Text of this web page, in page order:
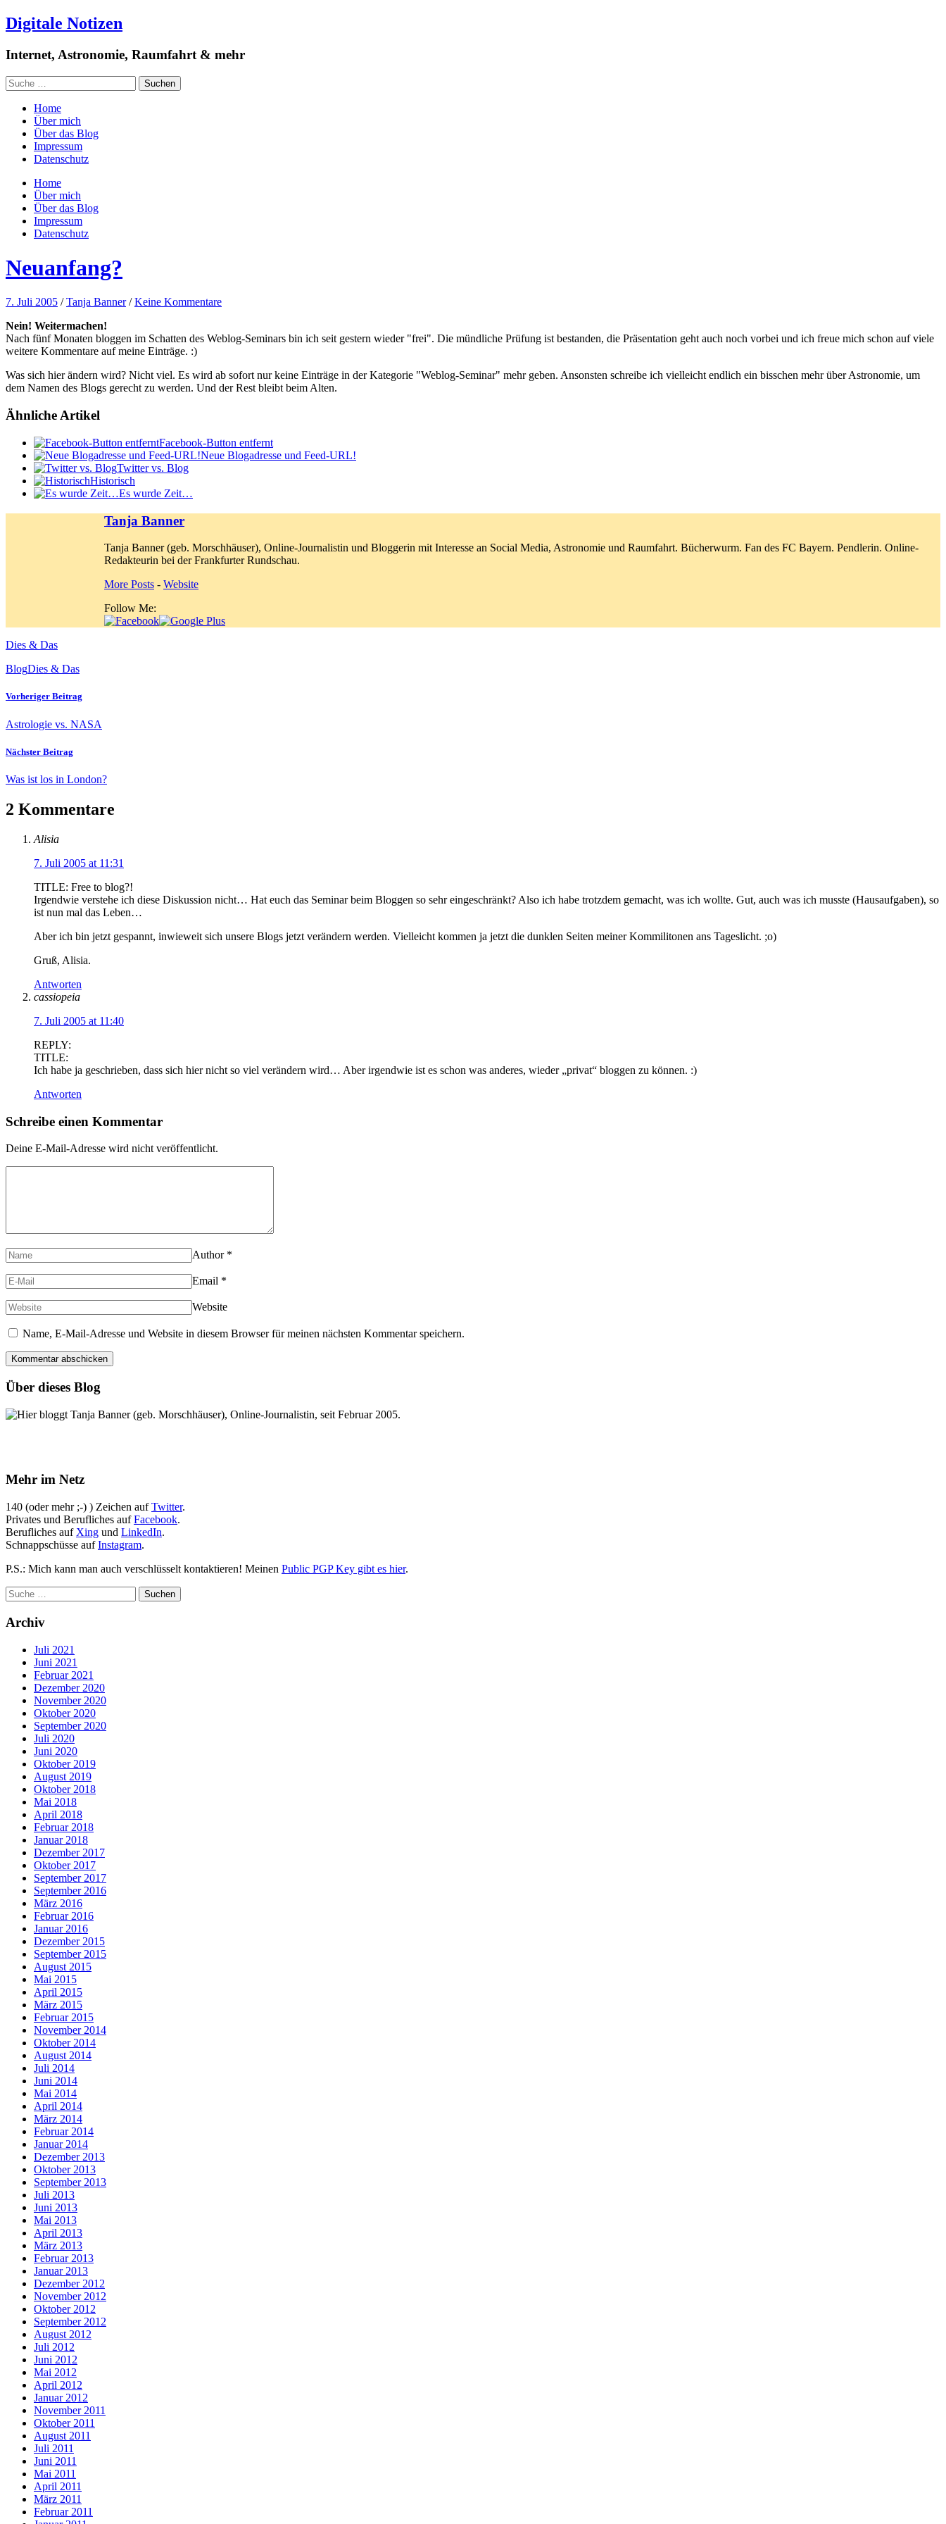
Digitale Notizen
Internet, Astronomie, Raumfahrt & mehr
Home
Über mich
Über das Blog
Impressum
Datenschutz
Home
Über mich
Über das Blog
Impressum
Datenschutz
Neuanfang?
7. Juli 2005 /Tanja Banner /Keine Kommentare
Nein! Weitermachen!
Nach fünf Monaten bloggen im Schatten des Weblog-Seminars bin ich seit gestern wieder "frei". Die mündliche Prüfung ist bestanden, die Präsentation geht auch noch vorbei und ich freue mich schon auf viele
weitere Kommentare auf meine Einträge. :)
Was sich hier ändern wird? Nicht viel. Es wird ab sofort nur keine Einträge in der Kategorie "Weblog-Seminar" mehr geben. Ansonsten schreibe ich vielleicht endlich ein bisschen mehr über Astronomie, um
dem Namen des Blogs gerecht zu werden. Und der Rest bleibt beim Alten.
Ähnliche Artikel
Facebook-Button entfernt
Neue Blogadresse und Feed-URL!
Twitter vs. Blog
Historisch
Es wurde Zeit…
Tanja Banner
Tanja Banner (geb. Morschhäuser), Online-Journalistin und Bloggerin mit Interesse an Social Media, Astronomie und Raumfahrt. Bücherwurm. Fan des FC Bayern. Pendlerin. Online-
Redakteurin bei der Frankfurter Rundschau.
More Posts - Website
Follow Me:
Dies & Das
BlogDies & Das
Vorheriger Beitrag
Astrologie vs. NASA
Nächster Beitrag
Was ist los in London?
2 Kommentare
Alisia
7. Juli 2005 at 11:31
TITLE: Free to blog?!
Irgendwie verstehe ich diese Diskussion nicht… Hat euch das Seminar beim Bloggen so sehr eingeschränkt? Also ich habe trotzdem gemacht, was ich wollte. Gut, auch was ich musste (Hausaufgaben), so
ist nun mal das Leben…
Aber ich bin jetzt gespannt, inwieweit sich unsere Blogs jetzt verändern werden. Vielleicht kommen ja jetzt die dunklen Seiten meiner Kommilitonen ans Tageslicht. ;o)
Gruß, Alisia.
Antworten
cassiopeia
7. Juli 2005 at 11:40
REPLY:
TITLE:
Ich habe ja geschrieben, dass sich hier nicht so viel verändern wird… Aber irgendwie ist es schon was anderes, wieder „privat“ bloggen zu können. :)
Antworten
Schreibe einen Kommentar
Deine E-Mail-Adresse wird nicht veröffentlicht.
Author *
Email *
Website
Name, E-Mail-Adresse und Website in diesem Browser für meinen nächsten Kommentar speichern.
Über dieses Blog
Hier bloggt Tanja Banner (geb. Morschhäuser), Online-Journalistin, seit Februar 2005.
Mehr im Netz
140 (oder mehr ;-) ) Zeichen aufTwitter.
Privates und Berufliches aufFacebook.
Berufliches auf Xing und LinkedIn.
Schnappschüsse aufInstagram.
P.S.: Mich kann man auch verschlüsselt kontaktieren! Meinen Public PGP Key gibt es hier.
Archiv
Juli 2021
Juni 2021
Februar 2021
Dezember 2020
November 2020
Oktober 2020
September 2020
Juli 2020
Juni 2020
Oktober 2019
August 2019
Oktober 2018
Mai 2018
April 2018
Februar 2018
Januar 2018
Dezember 2017
Oktober 2017
September 2017
September 2016
März 2016
Februar 2016
Januar 2016
Dezember 2015
September 2015
August 2015
Mai 2015
April 2015
März 2015
Februar 2015
November 2014
Oktober 2014
August 2014
Juli 2014
Juni 2014
Mai 2014
April 2014
März 2014
Februar 2014
Januar 2014
Dezember 2013
Oktober 2013
September 2013
Juli 2013
Juni 2013
Mai 2013
April 2013
März 2013
Februar 2013
Januar 2013
Dezember 2012
November 2012
Oktober 2012
September 2012
August 2012
Juli 2012
Juni 2012
Mai 2012
April 2012
Januar 2012
November 2011
Oktober 2011
August 2011
Juli 2011
Juni 2011
Mai 2011
April 2011
März 2011
Februar 2011